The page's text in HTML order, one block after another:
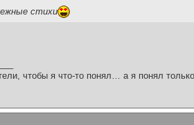
стихи
чтобы я что-то понял… а я понял